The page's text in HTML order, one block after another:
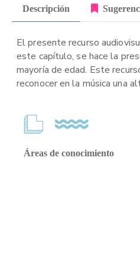
Descripción
El presente recurso
este capítulo, se hace la
mayoría de edad. Este
reconocer en la música una
Áreas de conocimiento